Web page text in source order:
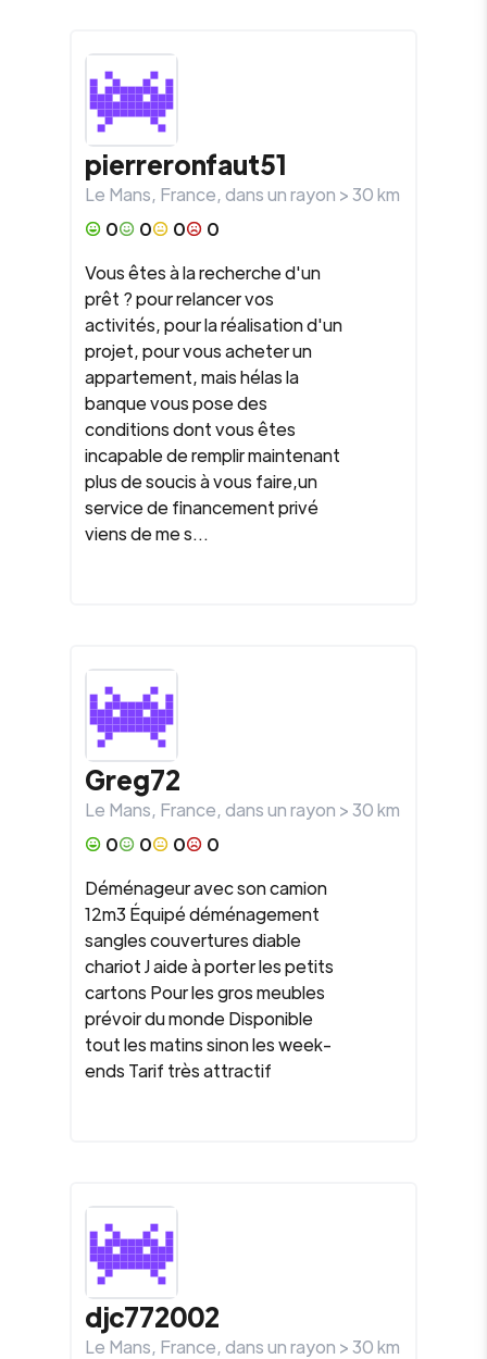
pierreronfaut51
Le Mans, France, dans un rayon >30km
0
0 0
0
Vous êtes à la recherche d'un
prêt ? pour relancer vos
activités, pour la réalisation d'un
projet, pour vous acheter un
appartement, mais hélas la
banque vous pose des
conditions dont vous êtes
incapable de remplir maintenant
plus de soucis à vous faire,un
service de financement privé
viens de me s...
Greg72
Le Mans, France, dans un rayon >30km
0
0 0
0
Déménageur avec son camion
12m3 Équipé déménagement
sangles couvertures diable
chariot J aide à porter les petits
cartons Pour les gros meubles
prévoir du monde Disponible
tout les matins sinon les week-
ends Tarif très attractif
djc772002
Le Mans, France, dans un rayon >30km